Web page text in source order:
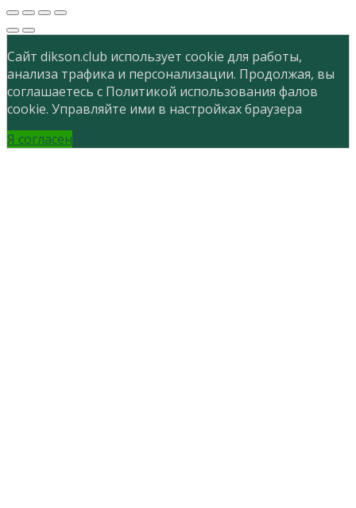
Сайт dikson.club использует cookie для работы,
анализа трафика и персонализации. Продолжая, вы
соглашаетесь с Политикой использования фалов
cookie. Управляйте ими в настройках браузера
Я согласен